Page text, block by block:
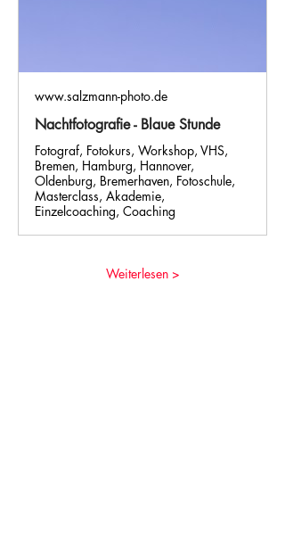
www.salzmann-photo.de
Nachtfotografie - Blaue Stunde
Fotograf, Fotokurs, Workshop, VHS,
Bremen, Hamburg, Hannover,
Oldenburg, Bremerhaven, Fotoschule,
Masterclass, Akademie,
Einzelcoaching, Coaching
Weiterlesen >